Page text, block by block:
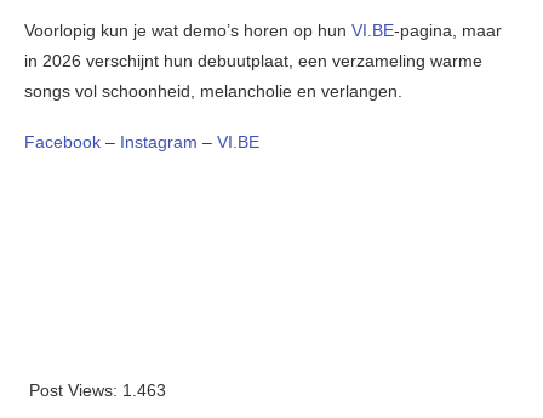
Voorlopig kun je wat demo’s horen op hun VI.BE-pagina, maar
in 2026 verschijnt hun debuutplaat, een verzameling warme
songs vol schoonheid, melancholie en verlangen.
Facebook – Instagram – VI.BE
Post Views: 1.463